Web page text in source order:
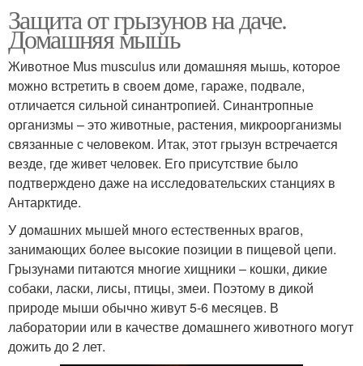
Защита от грызунов на даче.
Домашняя мышь
Животное Mus musculus или домашняя мышь, которое
можно встретить в своем доме, гараже, подвале,
отличается сильной синантропией. Синантропные
организмы – это животные, растения, микроорганизмы
связанные с человеком. Итак, этот грызун встречается
везде, где живет человек. Его присутствие было
подтверждено даже на исследовательских станциях в
Антарктиде.
У домашних мышей много естественных врагов,
занимающих более высокие позиции в пищевой цепи.
Грызунами питаются многие хищники – кошки, дикие
собаки, ласки, лисы, птицы, змеи. Поэтому в дикой
природе мыши обычно живут 5-6 месяцев. В
лаборатории или в качестве домашнего животного могут
дожить до 2 лет.